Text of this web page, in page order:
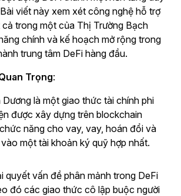
viết này xem xét công nghệ hỗ trợ
trong một của Thị Trường Bạch
chính và kế hoạch mở rộng trong
trung tâm DeFi hàng đầu.
Trọng:
là một giao thức tài chính phi
được xây dựng trên blockchain
năng cho vay, vay, hoán đổi và
một tài khoản ký quỹ hợp nhất.
quyết vấn đề phân mảnh trong DeFi
đó các giao thức cô lập buộc người